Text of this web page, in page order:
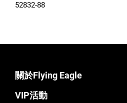
52832-88
關於Flying Eagle
VIP活動